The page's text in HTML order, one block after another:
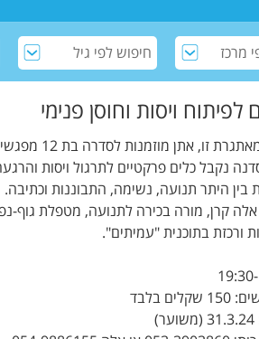
משחקי מחבט
ענפי התעמלות
לגוף ולנפש
מגמות ספורט בתי ספר
שבת תרבות
השכרות
קיץ של תרבות
מגוון אירועים למבוגרים
זהות יהודית
זית ישראלי
התנדבות
שיתופי
ויסות וחוסן פנימי
בעיקר בתקופה מאתגרת
נקבל כלים פרקטיים לתרגול ויסות
בין היתר תנועה, נשימה, התבוננות וכתיבה.
קרן, מורה בכירה לתנועה, מטפלת גוף-
ורכזת בתוכנית "עמיתים".
בלבד